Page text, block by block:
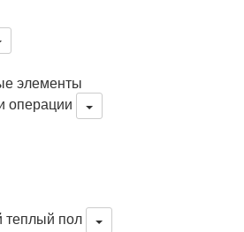
элементы
операции
теплый пол